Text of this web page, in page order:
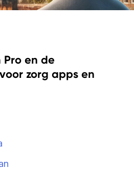
Pro en de
zorg apps en